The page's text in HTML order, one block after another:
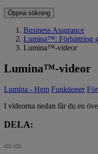
Öppna sökning
Business Assurance
Lumina™: Förbättring
Lumina™-videor
Lumina™-videor
Lumina - Hem Funktioner
I videorna nedan får du en
DELA: